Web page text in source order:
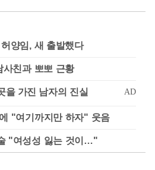
양임, 새 출발했다
사친과 뽀뽀 근황
"여기까지만 하자" 웃음
"여성성 잃는 것이…"